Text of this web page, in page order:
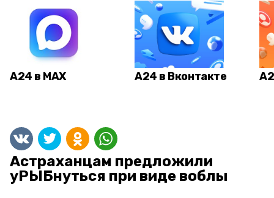
А24 в MAX А24 в Вконтакте
Астраханцам предложили
уРЫБнуться при виде воблы